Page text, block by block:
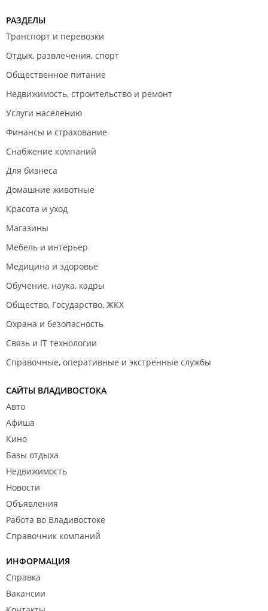
РАЗДЕЛЫ
Транспорт и перевозки
Отдых, развлечения, спорт
Общественное питание
Недвижимость, строительство и ремонт
Услуги населению
Финансы и страхование
Снабжение компаний
Для бизнеса
Домашние животные
Красота и уход
Магазины
Мебель и интерьер
Медицина и здоровье
Обучение, наука, кадры
Общество, Государство, ЖКХ
Охрана и безопасность
Связь и IT технологии
Справочные, оперативные и экстренные службы
САЙТЫ ВЛАДИВОСТОКА
Авто
Афиша
Кино
Базы отдыха
Недвижимость
Новости
Объявления
Работа во Владивостоке
Справочник компаний
ИНФОРМАЦИЯ
Справка
Вакансии